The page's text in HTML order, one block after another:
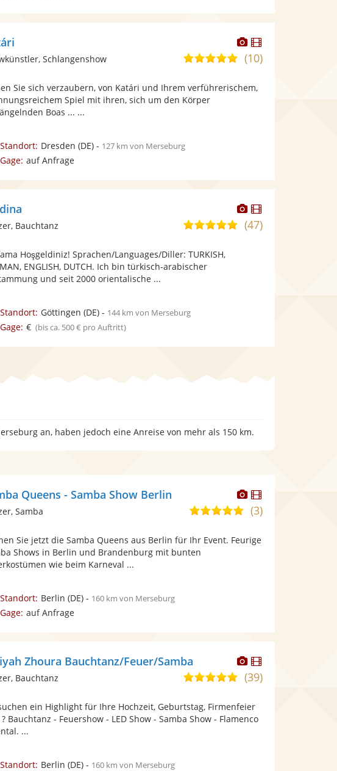
Dieser
Künstler
stellt
bereit.
Dieser
Künstler
5,0
5
(10)
Schlangenshow
Sie sich verzaubern, von Katári und Ihrem verführerischem,
Spiel mit ihren, sich um den Körper
Boas ... ...
Standort: Dresden (DE)- 127 km von Merseburg
Gage: auf Anfrage
Dieser
Künstler
stellt
Dieser
Künstler
5,0(47)
Bauchtanz
Hoşgeldiniz! Sprachen/Languages/Diller: TURKISH,
ENGLISH, DUTCH. Ich bin türkisch-arabischer
und seit 2000 orientalische ...
Standort: Göttingen (DE)- 144 km von Merseburg
Gage: € (bis ca. 500 € pro Auftritt)
an, haben jedoch eine Anreise von mehr als 150 km.
Dieser
Künstler
stellt
Fotos
bereit.
Dieser
Künstler
Queens - Samba Show Berlin
5,0
5
(3)
Samba
Sie jetzt die Samba Queens aus Berlin für Ihr Event. Feurige
Shows in Berlin und Brandenburg mit bunten
wie beim Karneval ...
Standort: Berlin (DE)- 160 km von Merseburg
Gage: auf Anfrage
Dieser
Künstler
stellt
bereit.
Dieser
Künstler
Zhoura Bauchtanz/Feuer/Samba
5,0
5
Sternen
(39)
Bauchtanz
ein Highlight für Ihre Hochzeit, Geburtstag, Firmenfeier
Bauchtanz - Feuershow - LED Show - Samba Show - Flamenco
...
Standort: Berlin (DE)- 160 km von Merseburg